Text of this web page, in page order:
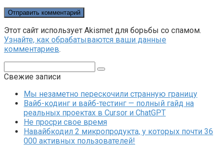
Этот сайт использует Akismet для борьбы со спамом.
Узнайте, как обрабатываются ваши данные
комментариев.
Свежие записи
Мы незаметно перескочили странную границу
Вайб-кодинг и вайб-тестинг — полный гайд на
реальных проектах в Cursor и ChatGPT
Не просри свое время
Навайбкодил 2 микропродукта, у которых почти 36
000 активных пользователей!